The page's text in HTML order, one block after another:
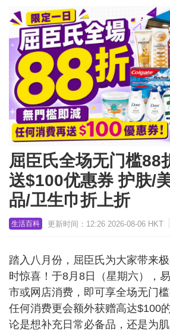
屈臣氏全场无门槛88
送$100优惠券 护肤/
品/卫生巾折上折
生活百科 更新时间：12:26 2026-08-06 HKT
踏入八月份，屈臣氏为大家带来
时惊喜！于8月8日（星期六），
市或网店消费，即可享全场无门
任何消费更会额外获赠高达$100
论是想补充日常必备品，还是为